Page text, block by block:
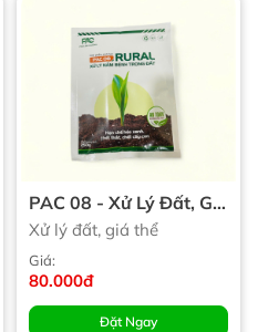
PAC 08 - Xử Lý Đất, Giá
Thể
Xử lý đất, giá thể
Giá:
80.000đ
Đặt Ngay